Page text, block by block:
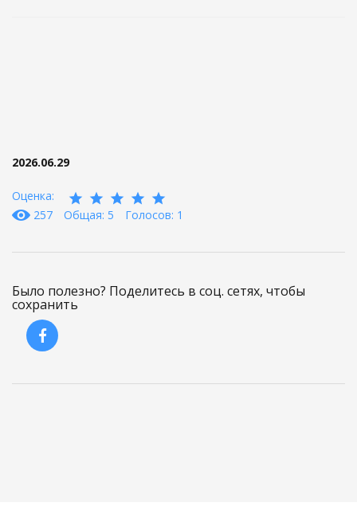
2026.06.29
Оценка:
257
Общая: 5 Голосов: 1
Было полезно? Поделитесь в соц. сетях, чтобы
сохранить